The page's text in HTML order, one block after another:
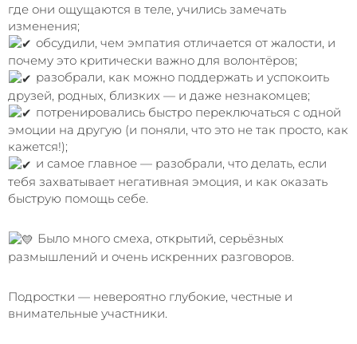
где они ощущаются в теле, учились замечать
изменения;
обсудили, чем эмпатия отличается от жалости, и
почему это критически важно для волонтёров;
разобрали, как можно поддержать и успокоить
друзей, родных, близких — и даже незнакомцев;
потренировались быстро переключаться с одной
эмоции на другую (и поняли, что это не так просто, как
кажется!);
и самое главное — разобрали, что делать, если
тебя захватывает негативная эмоция, и как оказать
быструю помощь себе.
Было много смеха, открытий, серьёзных
размышлений и очень искренних разговоров.
Подростки — невероятно глубокие, честные и
внимательные участники.